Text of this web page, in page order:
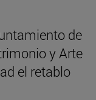
de
y Arte
el retablo